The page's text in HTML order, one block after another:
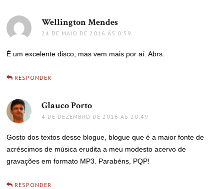
Wellington Mendes
24 DE MAIO DE 2016 ÀS 0:59
É um excelente disco, mas vem mais por aí. Abrs.
RESPONDER
Glauco Porto
4 DE DEZEMBRO DE 2016 ÀS 20:49
Gosto dos textos desse blogue, blogue que é a maior fonte de
acréscimos de música erudita a meu modesto acervo de
gravações em formato MP3. Parabéns, PQP!
RESPONDER